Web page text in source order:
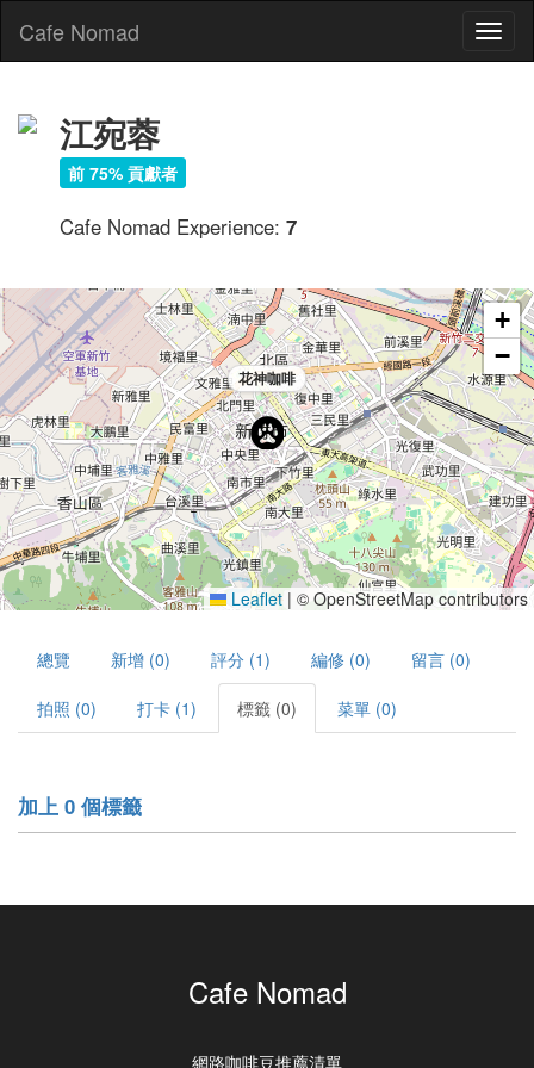
Cafe Nomad
江宛蓉
前 75% 貢獻者
Cafe Nomad Experience: 7
花神咖啡
+
−
Leaflet | © OpenStreetMap contributors
總覽 新增 (0) 評分 (1) 編修 (0) 留言 (0)
拍照 (0) 打卡 (1) 標籤 (0) 菜單 (0)
加上 0 個標籤
Cafe Nomad
網路咖啡豆推薦清單